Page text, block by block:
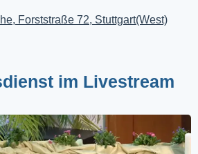
Forststraße 72, Stuttgart(West)
im Livestream